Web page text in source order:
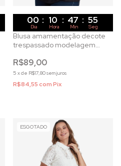
00 : 10 : 47 : 53
Dia Hora Min Seg
Blusa amamentação decote
trespassado modelagem
R$89,00
5 xde R$17,80sem juros
R$84,55comPix
ESGOTADO